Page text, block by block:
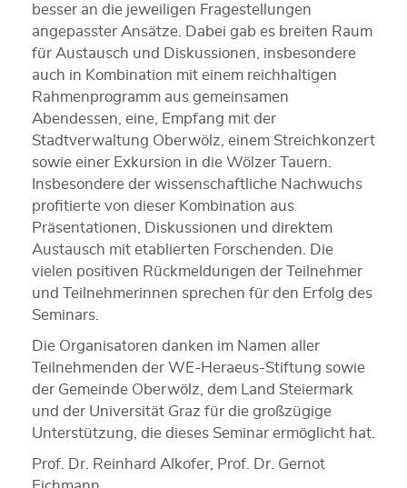
besser an die jeweiligen Fragestellungen
angepasster Ansätze. Dabei gab es breiten Raum
für Austausch und Diskussionen, insbesondere
auch in Kombination mit einem reichhaltigen
Rahmenprogramm aus gemeinsamen
Abendessen, eine, Empfang mit der
Stadtverwaltung Oberwölz, einem Streichkonzert
sowie einer Exkursion in die Wölzer Tauern.
Insbesondere der wissenschaftliche Nachwuchs
profitierte von dieser Kombination aus
Präsentationen, Diskussionen und direktem
Austausch mit etablierten Forschenden. Die
vielen positiven Rückmeldungen der Teilnehmer
und Teilnehmerinnen sprechen für den Erfolg des
Seminars.
Die Organisatoren danken im Namen aller
Teilnehmenden der WE-Heraeus-Stiftung sowie
der Gemeinde Oberwölz, dem Land Steiermark
und der Universität Graz für die großzügige
Unterstützung, die dieses Seminar ermöglicht hat.
Prof. Dr. Reinhard Alkofer, Prof. Dr. Gernot